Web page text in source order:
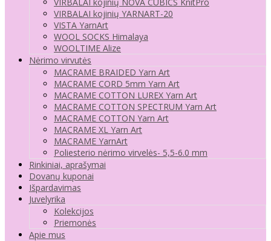
VIRBALAI kojinių YARNART-20
VISTA YarnArt
WOOL SOCKS Himalaya
WOOLTIME Alize
Nėrimo virvutės
MACRAME BRAIDED Yarn Art
MACRAME CORD 5mm Yarn Art
MACRAME COTTON LUREX Yarn Art
MACRAME COTTON SPECTRUM Yarn Art
MACRAME COTTON Yarn Art
MACRAME XL Yarn Art
MACRAME YarnArt
Poliesterio nėrimo virvelės- 5,5-6.0 mm
Rinkiniai, aprašymai
Dovanų kuponai
Išpardavimas
Juvelyrika
Kolekcijos
Priemonės
Apie mus